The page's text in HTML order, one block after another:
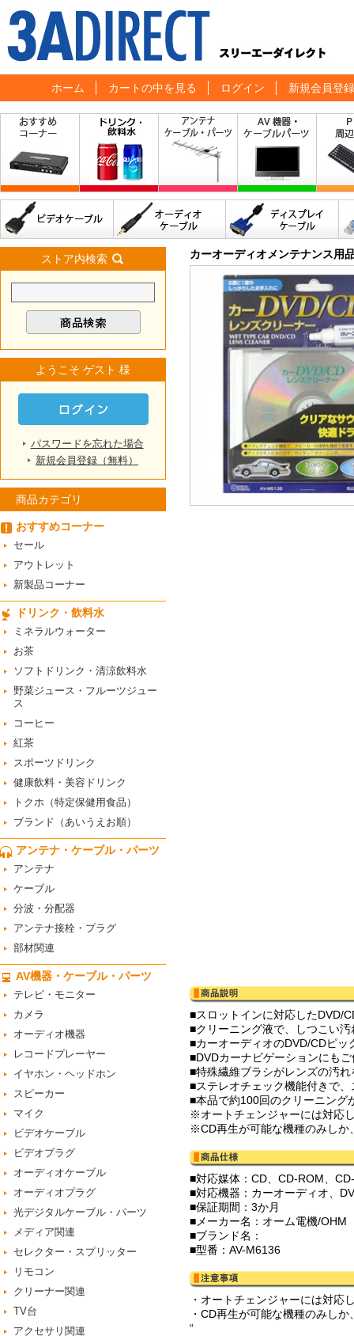
ホーム カートの中を見る ログイン 新規会員登録
ストア内検索
ようこそ ゲスト 様
パスワードを忘れた場合
新規会員登録（無料）
商品カテゴリ
おすすめコーナー
セール
アウトレット
新製品コーナー
ドリンク・飲料水
ミネラルウォーター
お茶
ソフトドリンク・清涼飲料水
野菜ジュース・フルーツジュー
ス
コーヒー
紅茶
スポーツドリンク
健康飲料・美容ドリンク
トクホ（特定保健用食品）
ブランド（あいうえお順）
アンテナ・ケーブル・パーツ
アンテナ
ケーブル
分波・分配器
アンテナ接栓・プラグ
部材関連
AV機器・ケーブル・パーツ
テレビ・モニター
カメラ
オーディオ機器
レコードプレーヤー
イヤホン・ヘッドホン
スピーカー
マイク
ビデオケーブル
ビデオプラグ
オーディオケーブル
オーディオプラグ
光デジタルケーブル・パーツ
メディア関連
セレクター・スプリッター
リモコン
クリーナー関連
TV台
アクセサリ関連
カーオーディオメンテナンス用
■スロットインに対応したDVD/
■クリーニング液で、しつこい
■カーオーディオのDVD/CDピ
■DVDカーナビゲーションにも
■特殊繊維ブラシがレンズの汚
■ステレオチェック機能付きで
■本品で約100回のクリーニング
※オートチェンジャーには対応
※CD再生が可能な機種のみしか
■対応媒体：CD、CD-ROM、
■対応機器：カーオーディオ、
■保証期間：3か月
■メーカー名：オーム電機/OHM
■ブランド名：
■型番：AV-M6136
・オートチェンジャーには対応
・CD再生が可能な機種のみし
“